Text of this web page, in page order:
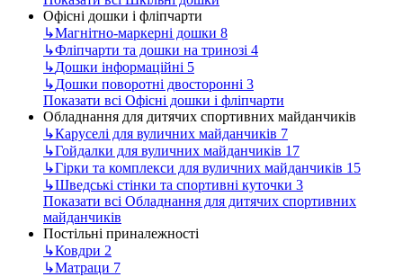
Офісні дошки і фліпчарти
↳Магнітно-маркерні дошки 8
↳Фліпчарти та дошки на тринозі 4
↳Дошки інформаційні 5
↳Дошки поворотні двосторонні 3
Показати всі Офісні дошки і фліпчарти
Обладнання для дитячих спортивних майданчиків
↳Каруселі для вуличних майданчиків 7
↳Гойдалки для вуличних майданчиків 17
↳Гірки та комплекси для вуличних майданчиків 15
↳Шведські стінки та спортивні куточки 3
Показати всі Обладнання для дитячих спортивних
майданчиків
Постільні приналежності
↳Ковдри 2
↳Матраци 7